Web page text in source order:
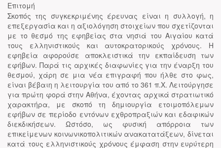
Επιτομή
Σκοπός της συγκεκριμένης έρευνας είναι η συλλογή, η
επεξεργασία και η αξιολόγηση στοιχείων που σχετίζονται
με το θεσμό της εφηβείας στα νησιά του Αιγαίου κατά
τους ελληνιστικούς και αυτοκρατορικούς χρόνους. Η
εφηβεία αφορούσε αποκλειστικά την εκπαίδευση των
εφήβων. Παρά τις αρχικές διαφωνίες για την έναρξη του
θεσμού, χάρη σε μια νέα επιγραφή που ήλθε στο φως,
είναι βέβαιη η λειτουργία του από το 361 π.Χ. Λειτούργησε
για πρώτη φορά στην Αθήνα, έχοντας αρχικά στρατιωτικό
χαρακτήρα, με σκοπό τη δημιουργία ετοιμοπόλεμων
εφήβων σε περίοδο εντόνων εχθροπραξιών και εδαφικών
διεκδικήσεων. Ωστόσο, ως φυσική απόρροια των
επικείμενων κοινωνικοπολιτικών ανακατατάξεων, δίνεται
κατά τους ελληνιστικούς χρόνους έμφαση στην ευρύτερη